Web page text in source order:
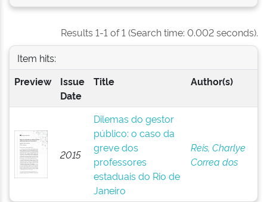
Results 1-1 of 1 (Search time: 0.002 seconds).
Item hits:
Preview
Issue
Date
Title Author(s)
2015
Dilemas do gestor
público: o caso da
greve dos
professores
estaduais do Rio de
Janeiro
Reis, Charlye
Correa dos